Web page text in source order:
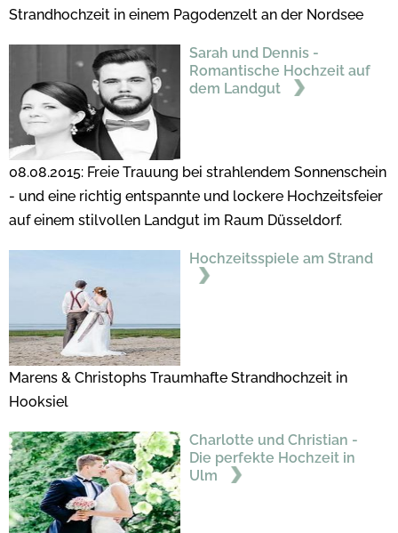
Strandhochzeit in einem Pagodenzelt an der Nordsee
Sarah und Dennis -
Romantische Hochzeit auf
dem Landgut
08.08.2015: Freie Trauung bei strahlendem Sonnenschein
- und eine richtig entspannte und lockere Hochzeitsfeier
auf einem stilvollen Landgut im Raum Düsseldorf.
Hochzeitsspiele am Strand
Marens & Christophs Traumhafte Strandhochzeit in
Hooksiel
Charlotte und Christian -
Die perfekte Hochzeit in
Ulm